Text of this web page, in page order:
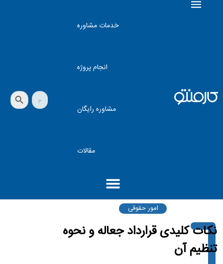
خدمات مشاوره
انجام پروژه
مشاوره رایگان
مقالات
جستجو
برای:
دکمه جستجو
امور حقوقی
نکات کلیدی قرارداد جعاله و نحوه
تنظیم آن